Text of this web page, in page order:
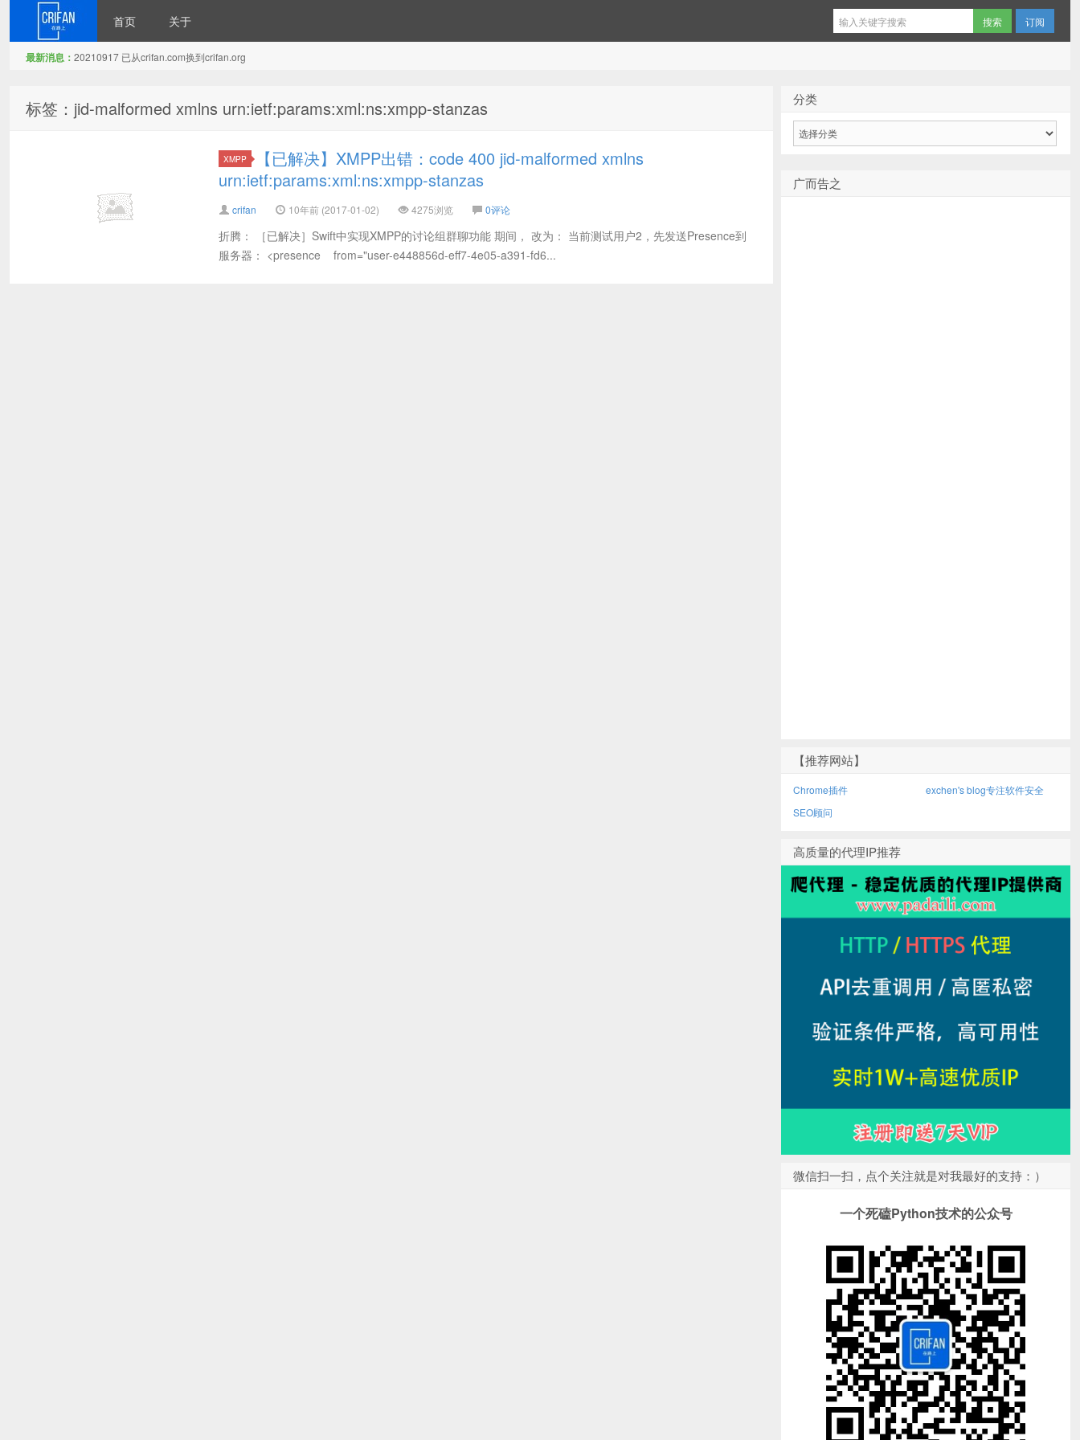
首页 关于 订阅
最新消息： 20210917 已从crifan.com换到crifan.org
标签：jid-malformed xmlns urn:ietf:params:xml:ns:xmpp-stanzas
XMPP
【已解决】XMPP出错：code 400 jid-malformed xmlns
urn:ietf:params:xml:ns:xmpp-stanzas
crifan 10年前 (2017-01-02) 4275浏览 0评论
折腾： ［已解决］Swift中实现XMPP的讨论组群聊功能 期间， 改为： 当前测试用户2，先发送Presence到
服务器： <presence from="user-e448856d-eff7-4e05-a391-fd6...
分类
广而告之
【推荐网站】
Chrome插件
exchen's blog专注软件安全
SEO顾问
高质量的代理IP推荐
微信扫一扫，点个关注就是对我最好的支持：）
一个死磕Python技术的公众号